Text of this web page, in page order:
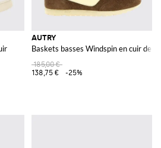
AUTRY
Baskets basses Windspin en cuir de
185,00 €
138,75 €
-25%